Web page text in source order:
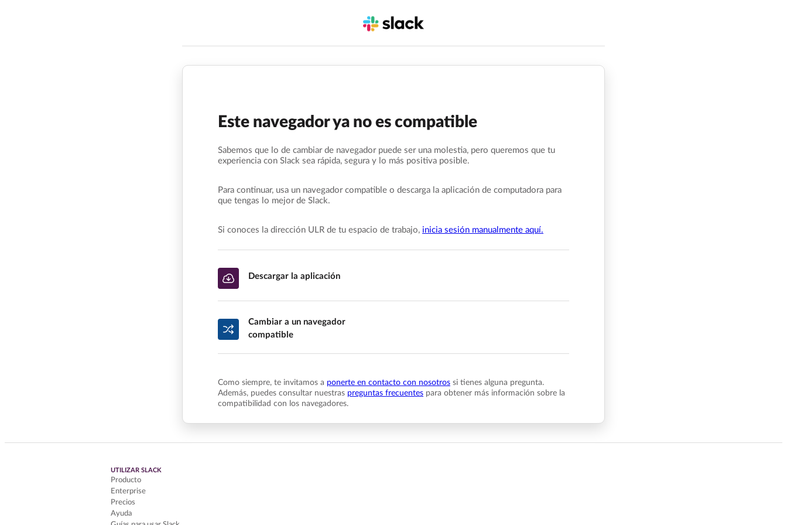
Este navegador ya no es compatible
Sabemos que lo de cambiar de navegador puede ser una molestia, pero queremos que tu
experiencia con Slack sea rápida, segura y lo más positiva posible.
Para continuar, usa un navegador compatible o descarga la aplicación de computadora para
que tengas lo mejor de Slack.
Si conoces la dirección ULR de tu espacio de trabajo, inicia sesión manualmente aquí.
Descargar la aplicación
Cambiar a un navegador
compatible
Como siempre, te invitamos a ponerte en contacto con nosotros si tienes alguna pregunta.
Además, puedes consultar nuestras preguntas frecuentes para obtener más información sobre la
compatibilidad con los navegadores.
UTILIZAR SLACK
Producto
Enterprise
Precios
Ayuda